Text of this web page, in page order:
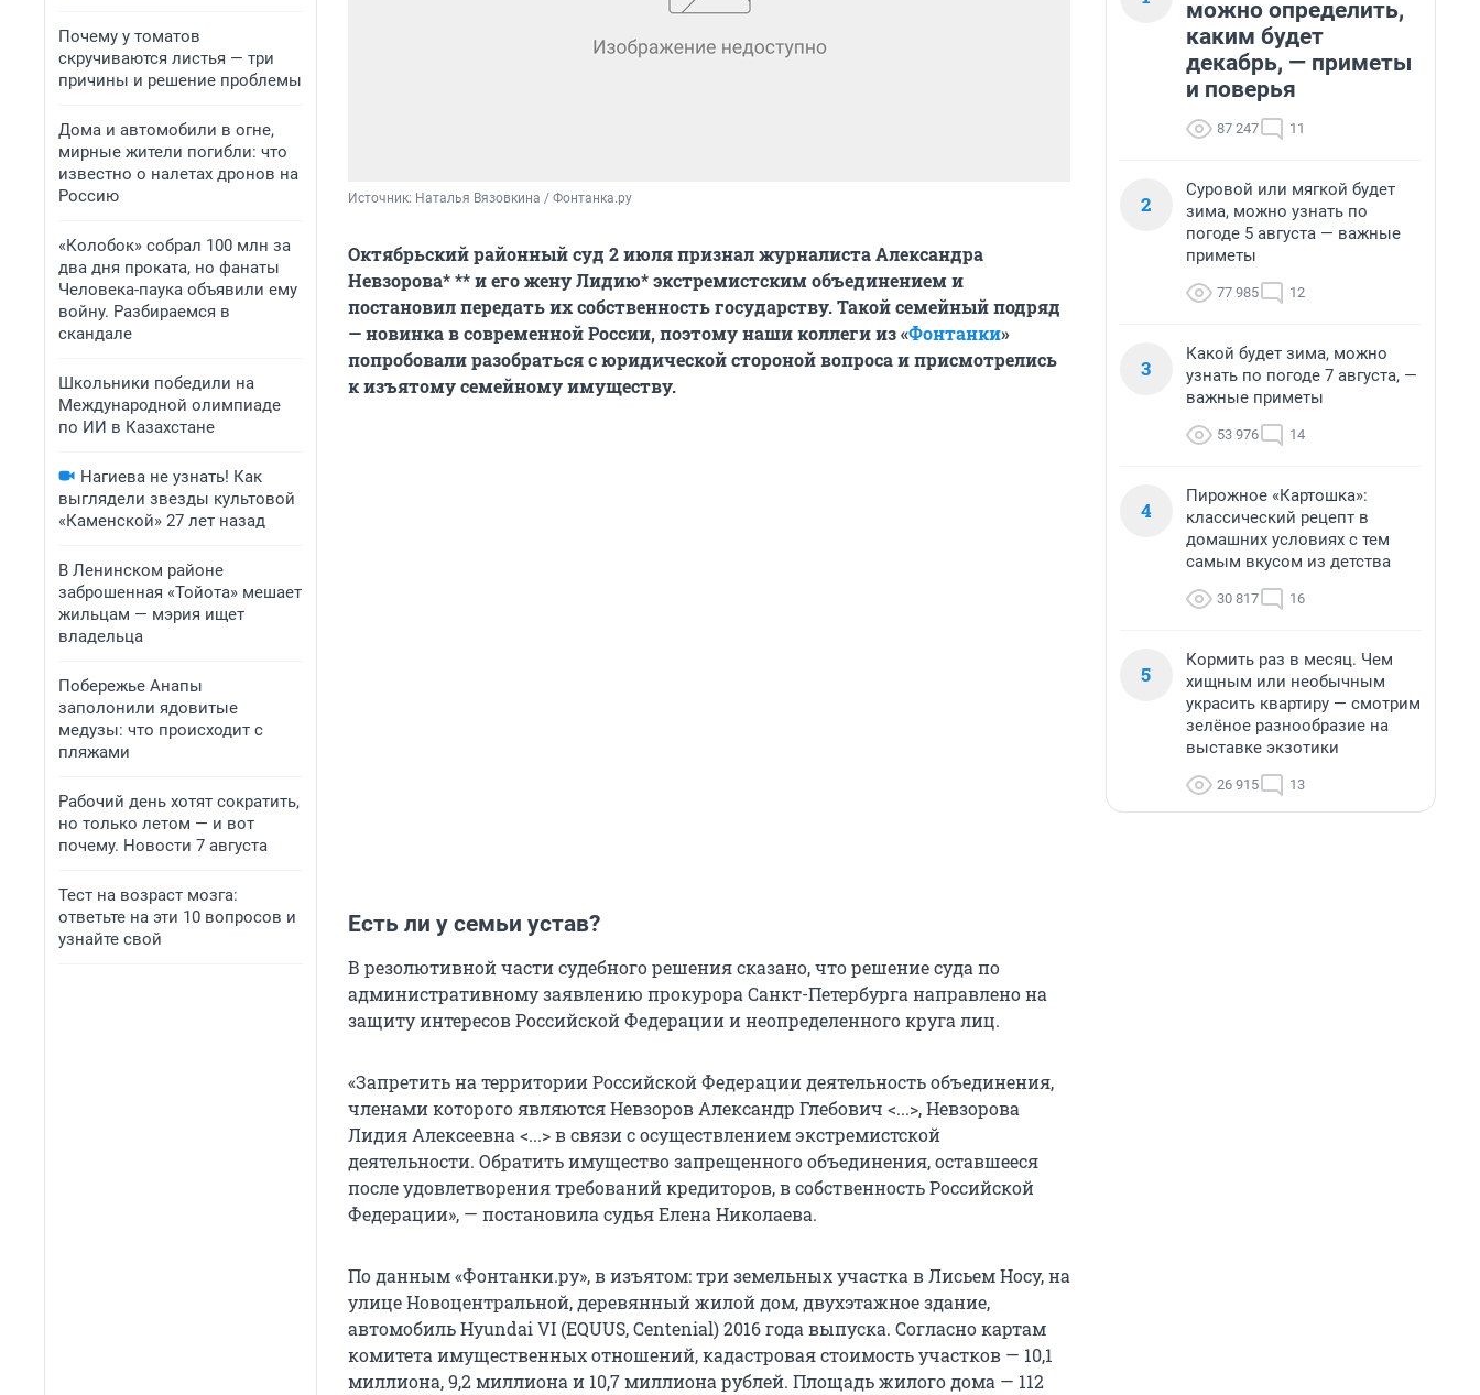
Почему у томатов
скручиваются листья — три
причины и решение проблемы
Дома и автомобили в огне,
мирные жители погибли: что
известно о налетах дронов на
Россию
«Колобок» собрал 100 млн за
два дня проката, но фанаты
Человека-паука объявили ему
войну. Разбираемся в
скандале
Школьники победили на
Международной олимпиаде
по ИИ в Казахстане
Нагиева не узнать! Как
выглядели звезды культовой
«Каменской» 27 лет назад
В Ленинском районе
заброшенная «Тойота» мешает
жильцам — мэрия ищет
владельца
Побережье Анапы
заполонили ядовитые
медузы: что происходит с
пляжами
Рабочий день хотят сократить,
но только летом — и вот
почему. Новости 7 августа
Тест на возраст мозга:
ответьте на эти 10 вопросов и
узнайте свой
Источник: Наталья Вязовкина / Фонтанка.ру
Октябрьский районный суд 2 июля признал журналиста Александра
Невзорова* ** и его жену Лидию* экстремистским объединением и
постановил передать их собственность государству. Такой семейный подряд
— новинка в современной России, поэтому наши коллеги из «Фонтанки»
попробовали разобраться с юридической стороной вопроса и присмотрелись
к изъятому семейному имуществу.
Есть ли у семьи устав?
В резолютивной части судебного решения сказано, что решение суда по
административному заявлению прокурора Санкт-Петербурга направлено на
защиту интересов Российской Федерации и неопределенного круга лиц.
«Запретить на территории Российской Федерации деятельность объединения,
членами которого являются Невзоров Александр Глебович <...>, Невзорова
Лидия Алексеевна <...> в связи с осуществлением экстремистской
деятельности. Обратить имущество запрещенного объединения, оставшееся
после удовлетворения требований кредиторов, в собственность Российской
Федерации», — постановила судья Елена Николаева.
По данным «Фонтанки.ру», в изъятом: три земельных участка в Лисьем Носу, на
улице Новоцентральной, деревянный жилой дом, двухэтажное здание,
автомобиль Hyundai VI (EQUUS, Centenial) 2016 года выпуска. Согласно картам
комитета имущественных отношений, кадастровая стоимость участков — 10,1
миллиона, 9,2 миллиона и 10,7 миллиона рублей. Площадь жилого дома — 112
можно определить,
каким будет
декабрь, — приметы
и поверья
87 247 11
2
Суровой или мягкой будет
зима, можно узнать по
погоде 5 августа — важные
приметы
77 985 12
3
Какой будет зима, можно
узнать по погоде 7 августа, —
важные приметы
53 976 14
4
Пирожное «Картошка»:
классический рецепт в
домашних условиях с тем
самым вкусом из детства
30 817 16
5
Кормить раз в месяц. Чем
хищным или необычным
украсить квартиру — смотрим
зелёное разнообразие на
выставке экзотики
26 915 13